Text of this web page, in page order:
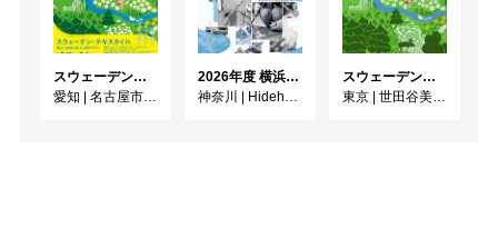
スウェーデン・テキスタイル 暮らしと自然に息づく北欧デザイン
愛知
名古屋市美術館
2026年度 横浜美術大学 助手・副手展
神奈川
Hideharu Fukasaku Gallery & Museum(FEI ART MUSEUM YOKOHAMA)
スウェーデン・テキスタイル 暮らしと自然に息づく北欧デザイン
東京
世田谷美術館